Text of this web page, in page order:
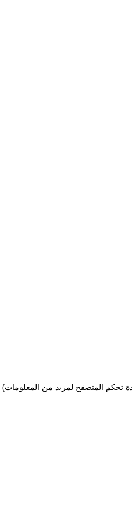
تحكم المتصفح لمزيد من المعلومات)